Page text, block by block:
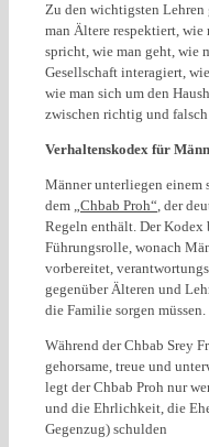
Zu den wichtigsten Lehren
man Ältere respektiert,
spricht, wie man geht, wie
Gesellschaft interagiert,
wie man sich um den
zwischen richtig und
Verhaltenskodex für
Männer unterliegen einem
dem „Chbab Proh“, der
Regeln enthält. Der
Führungsrolle, wonach
vorbereitet,
gegenüber Älteren und
die Familie sorgen müssen.
Während der Chbab Srey
gehorsame, treue und
legt der Chbab Proh nur
und die Ehrlichkeit, die
Gegenzug) schulden